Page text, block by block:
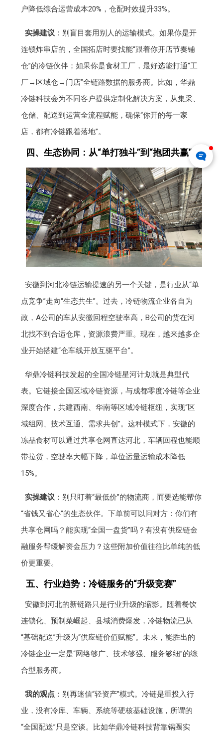
户降低综合运营成本20%，仓配时效提升33%。
实操建议 ：别盲目套用别人的运输模式。如果你是开
连锁炸串店的，全国拓店时要找能“跟着你开店节奏铺
仓”的冷链伙伴；如果你是食材工厂，最好选能打通“工
厂→区域仓→门店”全链路数据的服务商。比如，华鼎
冷链科技会为不同客户提供定制化解决方案，从集采、
仓储、配送到运营全流程赋能，确保“你开的每一家
店，都有冷链跟着落地”。
四、生态协同：从“单打独斗”到“抱团共赢”
安徽到河北冷链运输提速的另一个关键，是行业从“单
点竞争”走向“生态共生”。过去，冷链物流企业各自为
政，A公司的车从安徽回程空驶率高，B公司的货在河
北找不到合适仓库，资源浪费严重。现在，越来越多企
业开始搭建“仓车线开放互驱平台”。
华鼎冷链科技发起的全国冷链星河计划就是典型代
表。它链接全国区域冷链资源，与成都零度冷链等企业
深度合作，共建西南、华南等区域冷链枢纽，实现“区
域组网、技术互通、需求共创”。这种模式下，安徽的
冻品食材可以通过共享仓网直达河北，车辆回程也能顺
带拉货，空驶率大幅下降，单位运量运输成本降低
15%。
实操建议 ：别只盯着“最低价”的物流商，而要选能帮你
“省钱又省心”的生态伙伴。下单前可以问对方：你们有
共享仓网吗？能实现“全国一盘货”吗？有没有供应链金
融服务帮缓解资金压力？这些附加价值往往比单纯的低
价更重要。
五、行业趋势：冷链服务的“升级竞赛”
安徽到河北的新链路只是行业升级的缩影。随着餐饮
连锁化、预制菜崛起、县域消费爆发，冷链物流已从
“基础配送”升级为“供应链价值赋能”。未来，能胜出的
冷链企业一定是“网络够广、技术够强、服务够细”的综
合型服务商。
我的观点：别再迷信“轻资产”模式。冷链是重投入行
业，没有冷库、车辆、系统等硬核基础设施，所谓的
“全国配送”只是空谈。比如华鼎冷链科技背靠锅圈实